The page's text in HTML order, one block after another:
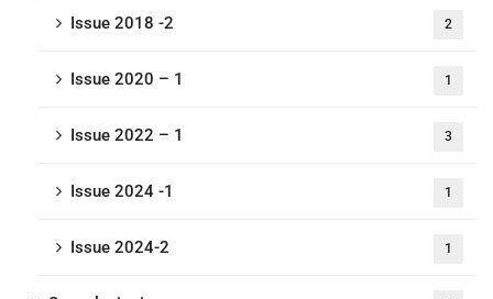
Issue 2018 -2 2
Issue 2020 – 1 1
Issue 2022 – 1 3
Issue 2024 -1 1
Issue 2024-2 1